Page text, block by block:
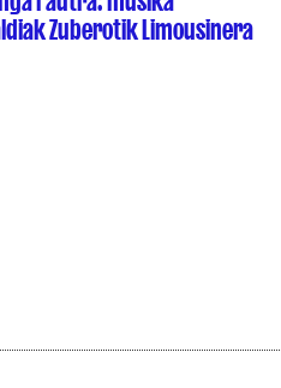
Zuberotik Limousinera